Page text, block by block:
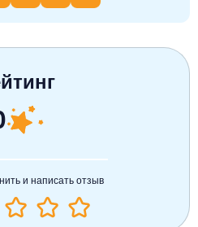
и написать отзыв